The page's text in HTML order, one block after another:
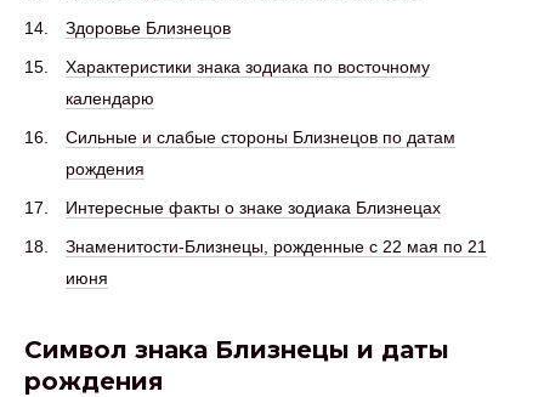
Здоровье Близнецов
Характеристики знака зодиака по восточному
календарю
Сильные и слабые стороны Близнецов по датам
рождения
Интересные факты о знаке зодиака Близнецах
Знаменитости-Близнецы, рожденные с 22 мая по 21
июня
Символ знака Близнецы и даты
рождения